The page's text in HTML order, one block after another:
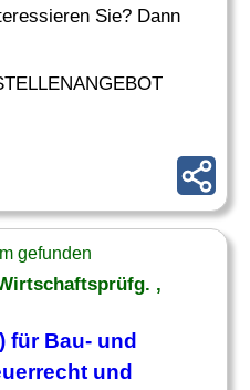
Sie? Dann
gefunden
,
für Bau- und
und